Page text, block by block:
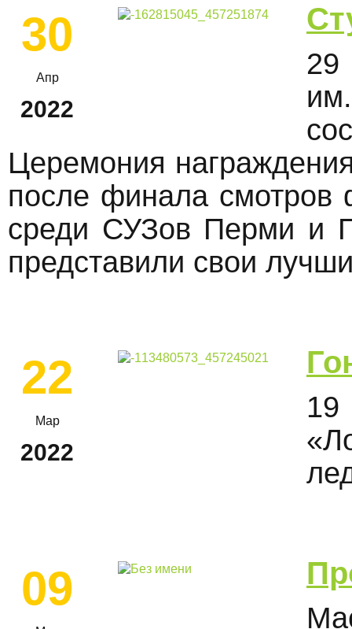
30
Апр
2022
29
Церемония
после финала смотров
среди СУЗов Перми и
представили свои
22
Мар
2022
09